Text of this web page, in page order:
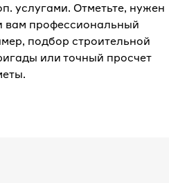
услугами. Отметьте, нужен
вам профессиональный
подбор строительной
или точный просчет